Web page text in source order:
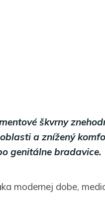
škvrny
a znížený
genitálne bradavice.
modernej dobe,